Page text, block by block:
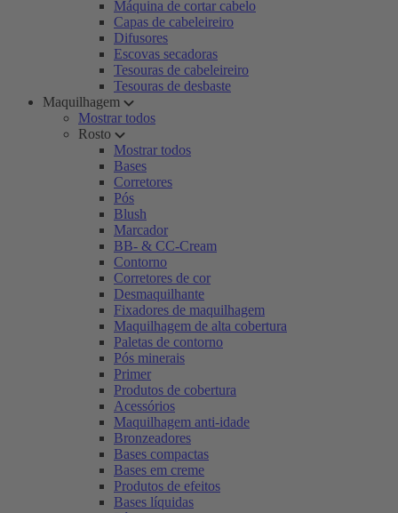
Máquina de cortar cabelo
Capas de cabeleireiro
Difusores
Escovas secadoras
Tesouras de cabeleireiro
Tesouras de desbaste
Maquilhagem
Mostrar todos
Rosto
Mostrar todos
Bases
Corretores
Pós
Blush
Marcador
BB- & CC-Cream
Contorno
Corretores de cor
Desmaquilhante
Fixadores de maquilhagem
Maquilhagem de alta cobertura
Paletas de contorno
Pós minerais
Primer
Produtos de cobertura
Acessórios
Maquilhagem anti-idade
Bronzeadores
Bases compactas
Bases em creme
Produtos de efeitos
Bases líquidas